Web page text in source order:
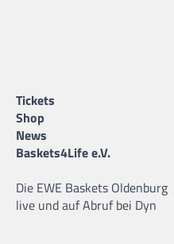
Tickets
Shop
News
Baskets4Life e.V.
Die EWE Baskets Oldenburg
live und auf Abruf bei Dyn